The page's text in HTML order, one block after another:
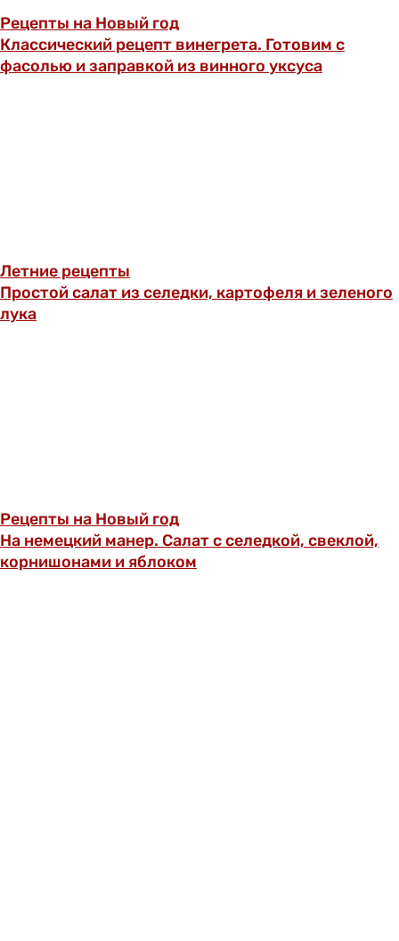
Рецепты на Новый год
Классический рецепт винегрета. Готовим с
фасолью и заправкой из винного уксуса
Летние рецепты
Простой салат из селедки, картофеля и зеленого
лука
Рецепты на Новый год
На немецкий манер. Салат с селедкой, свеклой,
корнишонами и яблоком